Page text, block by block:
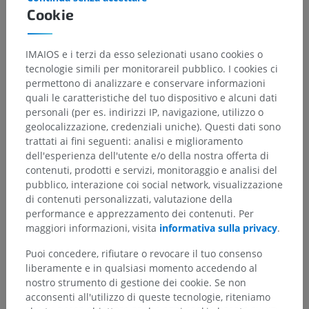
Island (FL): StatPearls Publishing; 2022 Jan-. Available from:
Galleria
Gerarchia anatomica
Cookie
IMAIOS e i terzi da esso selezionati usano cookies o
tecnologie simili per monitorareil pubblico. I cookies ci
permettono di analizzare e conservare informazioni
quali le caratteristiche del tuo dispositivo e alcuni dati
personali (per es. indirizzi IP, navigazione, utilizzo o
geolocalizzazione, credenziali uniche). Questi dati sono
trattati ai fini seguenti: analisi e miglioramento
dell'esperienza dell'utente e/o della nostra offerta di
contenuti, prodotti e servizi, monitoraggio e analisi del
pubblico, interazione coi social network, visualizzazione
di contenuti personalizzati, valutazione della
performance e apprezzamento dei contenuti. Per
maggiori informazioni, visita informativa sulla privacy.
Puoi concedere, rifiutare o revocare il tuo consenso
liberamente e in qualsiasi momento accedendo al
nostro strumento di gestione dei cookie. Se non
acconsenti all'utilizzo di queste tecnologie, riteniamo